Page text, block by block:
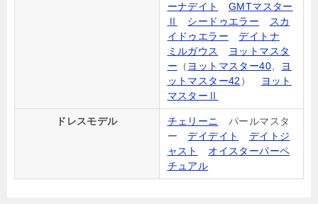
ーナデイト
GMTマスター
Ⅱ
シードゥエラー
スカ
イドゥエラー
デイトナ
ミルガウス
ヨットマスタ
ー （ ヨットマスター40、
ヨ
ットマスター42 ）
ヨット
マスターⅡ
ドレスモデル チェリーニ
パールマスタ
ーデイデイト
デイトジ
ャスト
オイスターパーペ
チュアル